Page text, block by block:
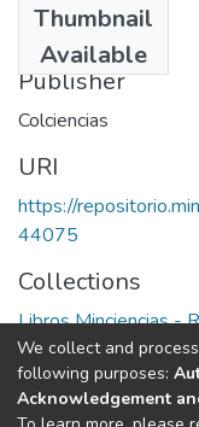
Thumbnail
Available
1974
Publisher
Colciencias
URI
https://
44075
Collections
Libros Minciencias -
Full item page
We collect and
following purposes:
Acknowledgement